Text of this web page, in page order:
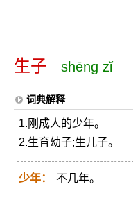
生子 shēng zǐ
词典解释
1.刚成人的少年。
2.生育幼子;生儿子。
少年： 不几年。